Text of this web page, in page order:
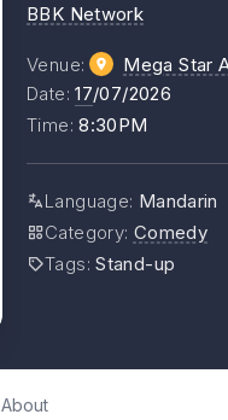
BBK Network
Venue: Mega Star
Date:17/07/2026
Time:8:30PM
Language: Mandarin
Category: Comedy
Tags:Stand-up
About